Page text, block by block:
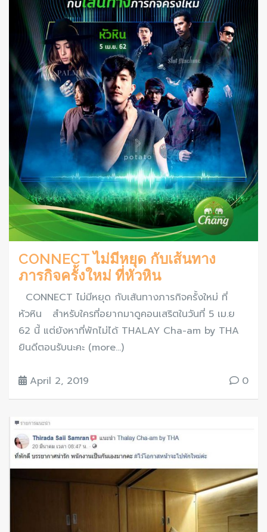
CONNECT ไม่มีหยุด กับเส้นทาง
ภารกิจครั้งใหม่ ที่หัวหิน
CONNECT ไม่มีหยุด กับเส้นทางภารกิจครั้งใหม่ ที่
หัวหิน สำหรับใครที่อยากมาดูคอนเสริตในวันที่ 5 เม.ย
62 นี้ แต่ยังหาที่พักไม่ได้ THALAY Cha-am by THA
ยินดีตอนรับนะคะ (more…)
April 2, 2019 0